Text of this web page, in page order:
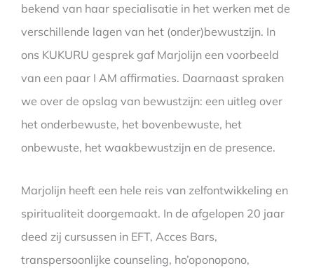
bekend van haar specialisatie in het werken met de
verschillende lagen van het (onder)bewustzijn. In
ons KUKURU gesprek gaf Marjolijn een voorbeeld
van een paar I AM affirmaties. Daarnaast spraken
we over de opslag van bewustzijn: een uitleg over
het onderbewuste, het bovenbewuste, het
onbewuste, het waakbewustzijn en de presence.
Marjolijn heeft een hele reis van zelfontwikkeling en
spiritualiteit doorgemaakt. In de afgelopen 20 jaar
deed zij cursussen in EFT, Acces Bars,
transpersoonlijke counseling, ho’oponopono,